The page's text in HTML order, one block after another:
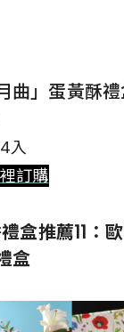
曲」蛋黃酥禮
入
訂購
盒推薦11：
盒